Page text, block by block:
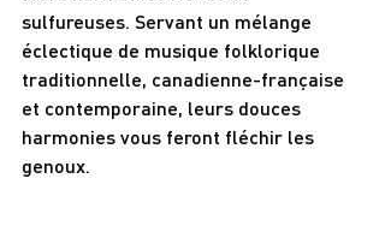
sulfureuses. Servant un mélange
éclectique de musique folklorique
traditionnelle, canadienne-française
et contemporaine, leurs douces
harmonies vous feront fléchir les
genoux.